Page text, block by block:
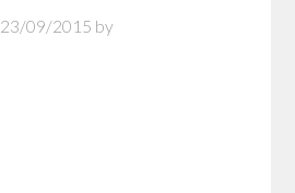
23/09/2015 by